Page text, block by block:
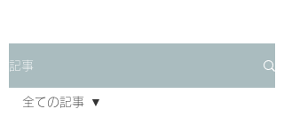
記事
全ての記事